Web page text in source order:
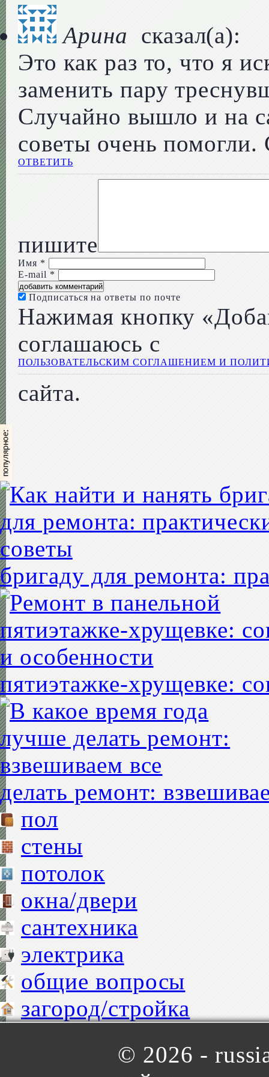
Арина
сказал(а):
Это как раз то, что я
заменить пару
Случайно вышло и на
советы очень
ОТВЕТИТЬ
пишите
Имя *
E-mail *
Подписаться на ответы по почте
Нажимая кнопку
соглашаюсь с
ПОЛЬЗОВАТЕЛЬСКИМ СОГЛАШЕНИЕМ И
сайта.
бригаду для ремонта:
пятиэтажке-хрущевке:
делать ремонт:
пол
стены
потолок
окна/двери
сантехника
электрика
общие вопросы
загород/стройка
© 2026 -